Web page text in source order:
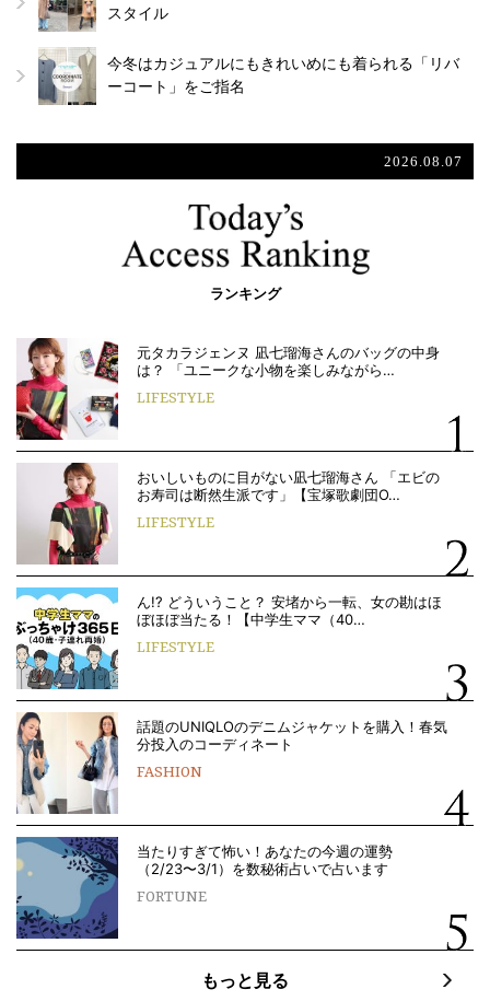
スタイル
今冬はカジュアルにもきれいめにも着られる「リバ
ーコート」をご指名
2026.08.07
ランキング
元タカラジェンヌ 凪七瑠海さんのバッグの中身
は？ 「ユニークな小物を楽しみながら…
LIFESTYLE
おいしいものに目がない凪七瑠海さん 「エビの
お寿司は断然生派です」【宝塚歌劇団O…
LIFESTYLE
ん!? どういうこと？ 安堵から一転、女の勘はほ
ぼほぼ当たる！【中学生ママ（40…
LIFESTYLE
話題のUNIQLOのデニムジャケットを購入！春気
分投入のコーディネート
FASHION
当たりすぎて怖い！あなたの今週の運勢
（2/23〜3/1）を数秘術占いで占います
FORTUNE
もっと見る